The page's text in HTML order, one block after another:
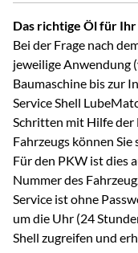
Das richtige Öl für
Bei der Frage nach
jeweilige Anwendung
Baumaschine bis zur
Service Shell
Schritten mit Hilfe der
Fahrzeugs können Sie
Für den PKW ist dies
Nummer des
Service ist ohne
um die Uhr (24
Shell zugreifen und